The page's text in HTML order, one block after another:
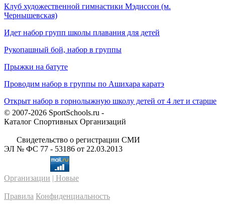
Клуб художественной гимнастики Мэдиссон (м.
Чернышевская)
Идет набор групп школы плавания для детей
Рукопашный бой, набор в группы
Прыжки на батуте
Проводим набор в группы по Ашихара каратэ
Открыт набор в горнолыжную школу детей от 4 лет и старше
© 2007-2026 SportSchools.ru -
Каталог Спортивных Организаций
Свидетельство о регистрации СМИ
ЭЛ № ФС 77 - 53186 от 22.03.2013
Организации | Новые
Правила Конфиденциальность